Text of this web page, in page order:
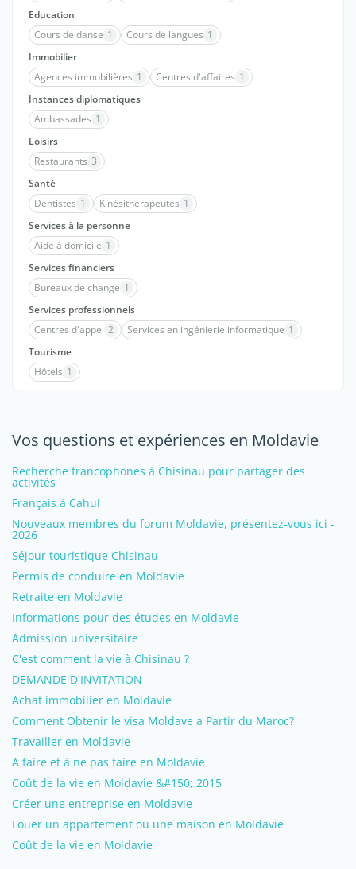
Education
Cours de danse 1 Cours de langues 1
Immobilier
Agences immobilières 1 Centres d'affaires 1
Instances diplomatiques
Ambassades 1
Loisirs
Restaurants 3
Santé
Dentistes 1 Kinésithérapeutes 1
Services à la personne
Aide à domicile 1
Services financiers
Bureaux de change 1
Services professionnels
Centres d'appel 2 Services en ingénierie informatique 1
Tourisme
Hôtels 1
Vos questions et expériences en Moldavie
Recherche francophones à Chisinau pour partager des
activités
Français à Cahul
Nouveaux membres du forum Moldavie, présentez-vous ici -
2026
Séjour touristique Chisinau
Permis de conduire en Moldavie
Retraite en Moldavie
Informations pour des études en Moldavie
Admission universitaire
C'est comment la vie à Chisinau ?
DEMANDE D'INVITATION
Achat immobilier en Moldavie
Comment Obtenir le visa Moldave a Partir du Maroc?
Travailler en Moldavie
A faire et à ne pas faire en Moldavie
Coût de la vie en Moldavie &#150; 2015
Créer une entreprise en Moldavie
Louer un appartement ou une maison en Moldavie
Coût de la vie en Moldavie